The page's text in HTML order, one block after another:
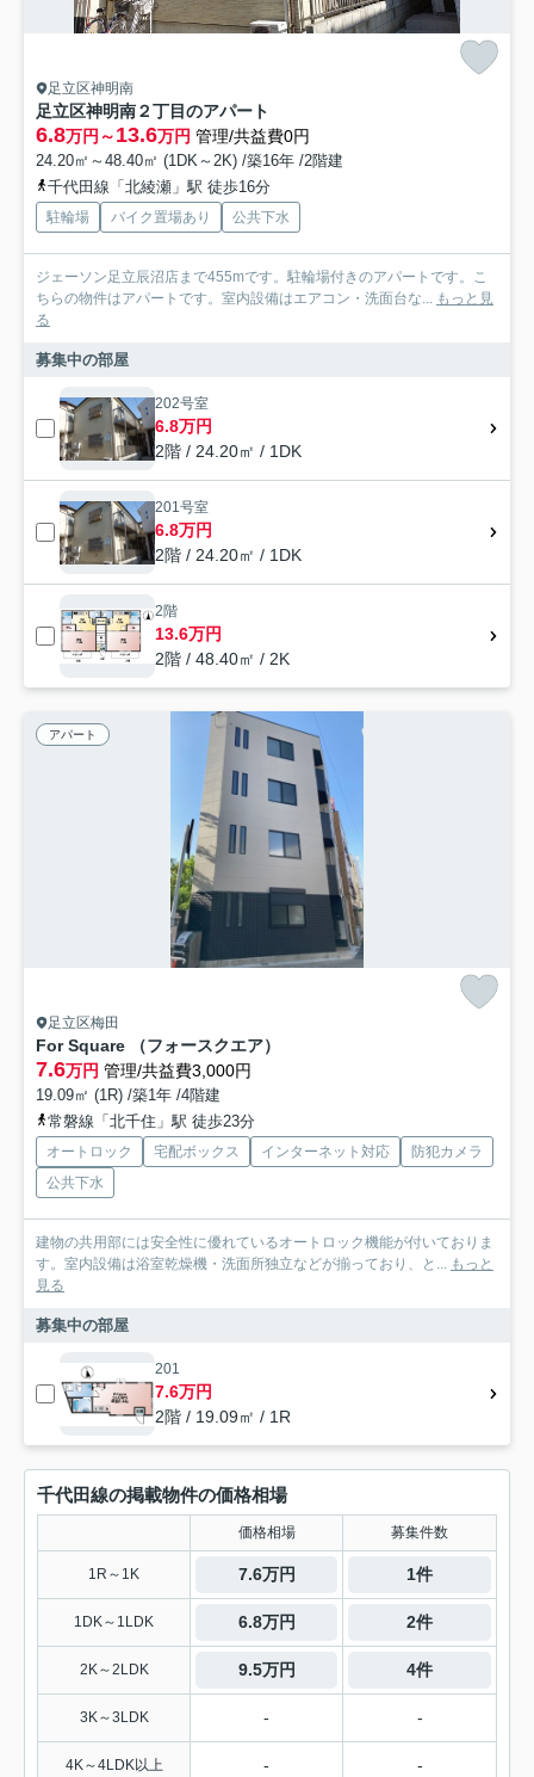
足立区神明南
足立区神明南２丁目のアパート
6.8万円～13.6万円 管理/共益費0円
24.20㎡～48.40㎡ (1DK～2K) /築16年 /2階建
千代田線「北綾瀬」駅 徒歩16分
駐輪場 バイク置場あり 公共下水
ジェーソン足立辰沼店まで455mです。駐輪場付きのアパートです。こ
ちらの物件はアパートです。室内設備はエアコン・洗面台な... もっと見
る
募集中の部屋
202号室
6.8万円
2階 / 24.20㎡ / 1DK
201号室
6.8万円
2階 / 24.20㎡ / 1DK
2階
13.6万円
2階 / 48.40㎡ / 2K
アパート
足立区梅田
For Square （フォースクエア）
7.6万円 管理/共益費3,000円
19.09㎡ (1R) /築1年 /4階建
常磐線「北千住」駅 徒歩23分
オートロック 宅配ボックス インターネット対応
防犯カメラ
公共下水
建物の共用部には安全性に優れているオートロック機能が付いておりま
す。室内設備は浴室乾燥機・洗面所独立などが揃っており、と... もっと
見る
募集中の部屋
201
7.6万円
2階 / 19.09㎡ / 1R
千代田線の掲載物件の価格相場
価格相場 募集件数
1R～1K 7.6万円 1件
1DK～1LDK 6.8万円 2件
2K～2LDK 9.5万円 4件
3K～3LDK - -
4K～4LDK以上 - -